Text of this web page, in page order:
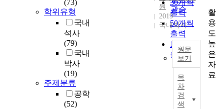
(73)
학위유형
국내
석사
(79)
국내
박사
(19)
주제분류
공학
(52)
관순
30개씩
출력
50개씩
출력
100개씩
출력
원
2019
국내박사
원문
보기
목
차
검
색
활
용
도
높
은
자
료